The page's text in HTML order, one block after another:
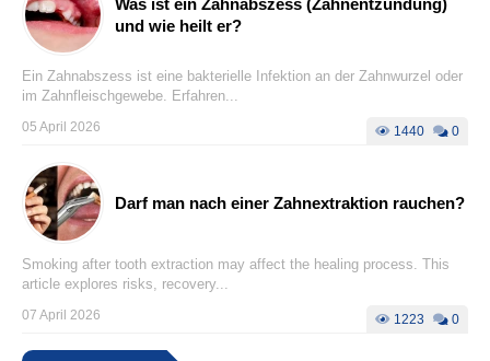
und wie heilt er?
Ein Zahnabszess ist eine bakterielle Infektion an der Zahnwurzel oder
im Zahnfleischgewebe. Erfahren...
05 April 2026 1440 0
Darf man nach einer Zahnextraktion rauchen?
Smoking after tooth extraction may affect the healing process. This
article explores risks, recovery...
07 April 2026 1223 0